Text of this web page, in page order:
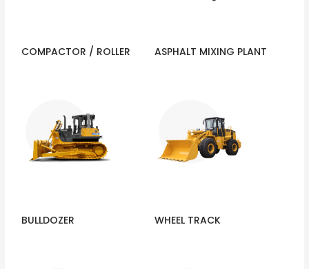
COMPACTOR / ROLLER
BULLDOZER
ASPHALT MIXING PLANT
WHEEL TRACK